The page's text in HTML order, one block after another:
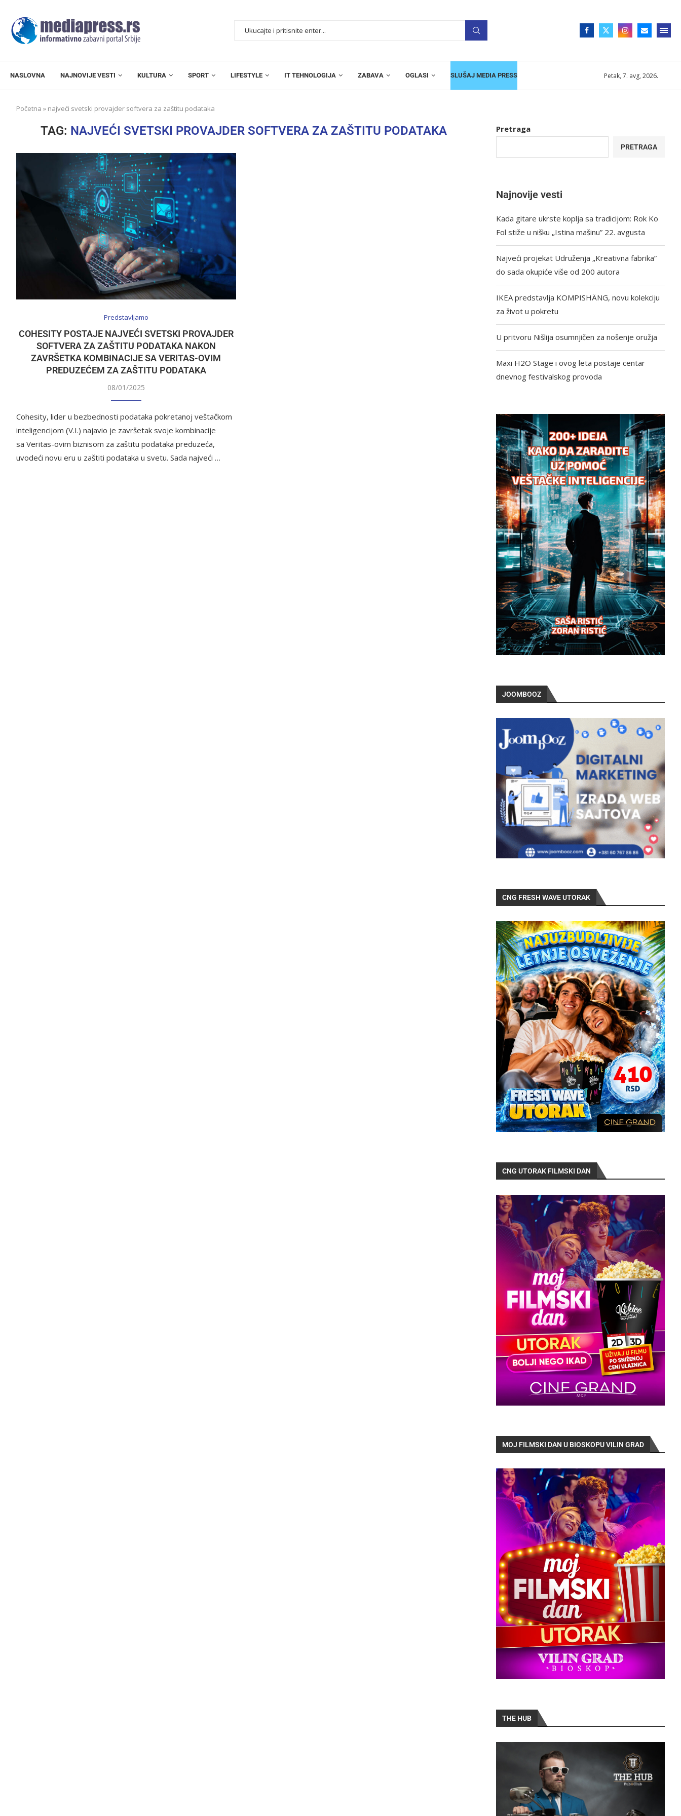
NASLOVNA NAJNOVIJE VESTI KULTURA SPORT LIFESTYLE IT TEHNOLOGIJA ZABAVA OGLASI SLUŠAJ MEDIA PRESS Petak, 7. avg, 2026.
Početna » najveći svetski provajder softvera za zaštitu podataka
TAG: NAJVEĆI SVETSKI PROVAJDER SOFTVERA ZA ZAŠTITU PODATAKA
Predstavljamo
COHESITY POSTAJE NAJVEĆI SVETSKI PROVAJDER
SOFTVERA ZA ZAŠTITU PODATAKA NAKON
ZAVRŠETKA KOMBINACIJE SA VERITAS-OVIM
PREDUZEĆEM ZA ZAŠTITU PODATAKA
08/01/2025
Cohesity, lider u bezbednosti podataka pokretanoj veštačkom
inteligencijom (V.I.) najavio je završetak svoje kombinacije
sa Veritas-ovim biznisom za zaštitu podataka preduzeća,
uvodeći novu eru u zaštiti podataka u svetu. Sada najveći …
Pretraga
PRETRAGA
Najnovije vesti
Kada gitare ukrste koplja sa tradicijom: Rok Ko
Fol stiže u nišku „Istina mašinu” 22. avgusta
Najveći projekat Udruženja „Kreativna fabrika”
do sada okupiće više od 200 autora
IKEA predstavlja KOMPISHÄNG, novu kolekciju
za život u pokretu
U pritvoru Nišlija osumnjičen za nošenje oružja
Maxi H2O Stage i ovog leta postaje centar
dnevnog festivalskog provoda
JOOMBOOZ
CNG FRESH WAVE UTORAK
CNG UTORAK FILMSKI DAN
MOJ FILMSKI DAN U BIOSKOPU VILIN GRAD
THE HUB